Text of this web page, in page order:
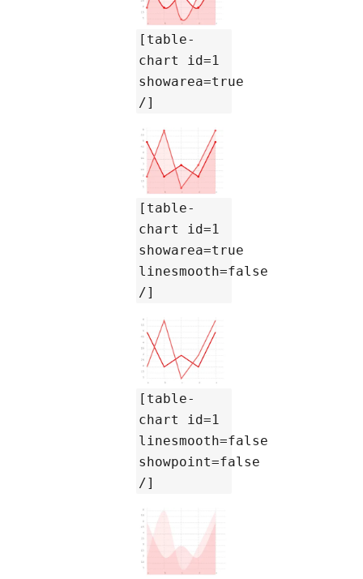
[table-
chart id=1
showarea=true
/]
[table-
chart id=1
showarea=true
linesmooth=false
/]
[table-
chart id=1
linesmooth=false
showpoint=false
/]